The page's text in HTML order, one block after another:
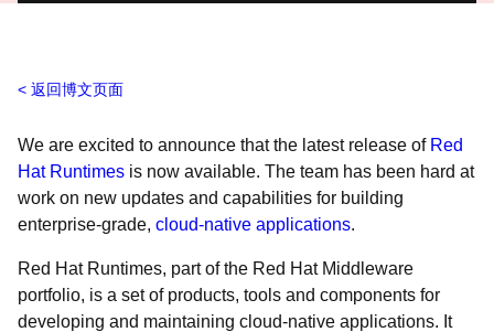
返回博文页面
We are excited to announce that the latest release of Red
Hat Runtimes is now available. The team has been hard at
work on new updates and capabilities for building
enterprise-grade, cloud-native applications.
Red Hat Runtimes, part of the Red Hat Middleware
portfolio, is a set of products, tools and components for
developing and maintaining cloud-native applications. It